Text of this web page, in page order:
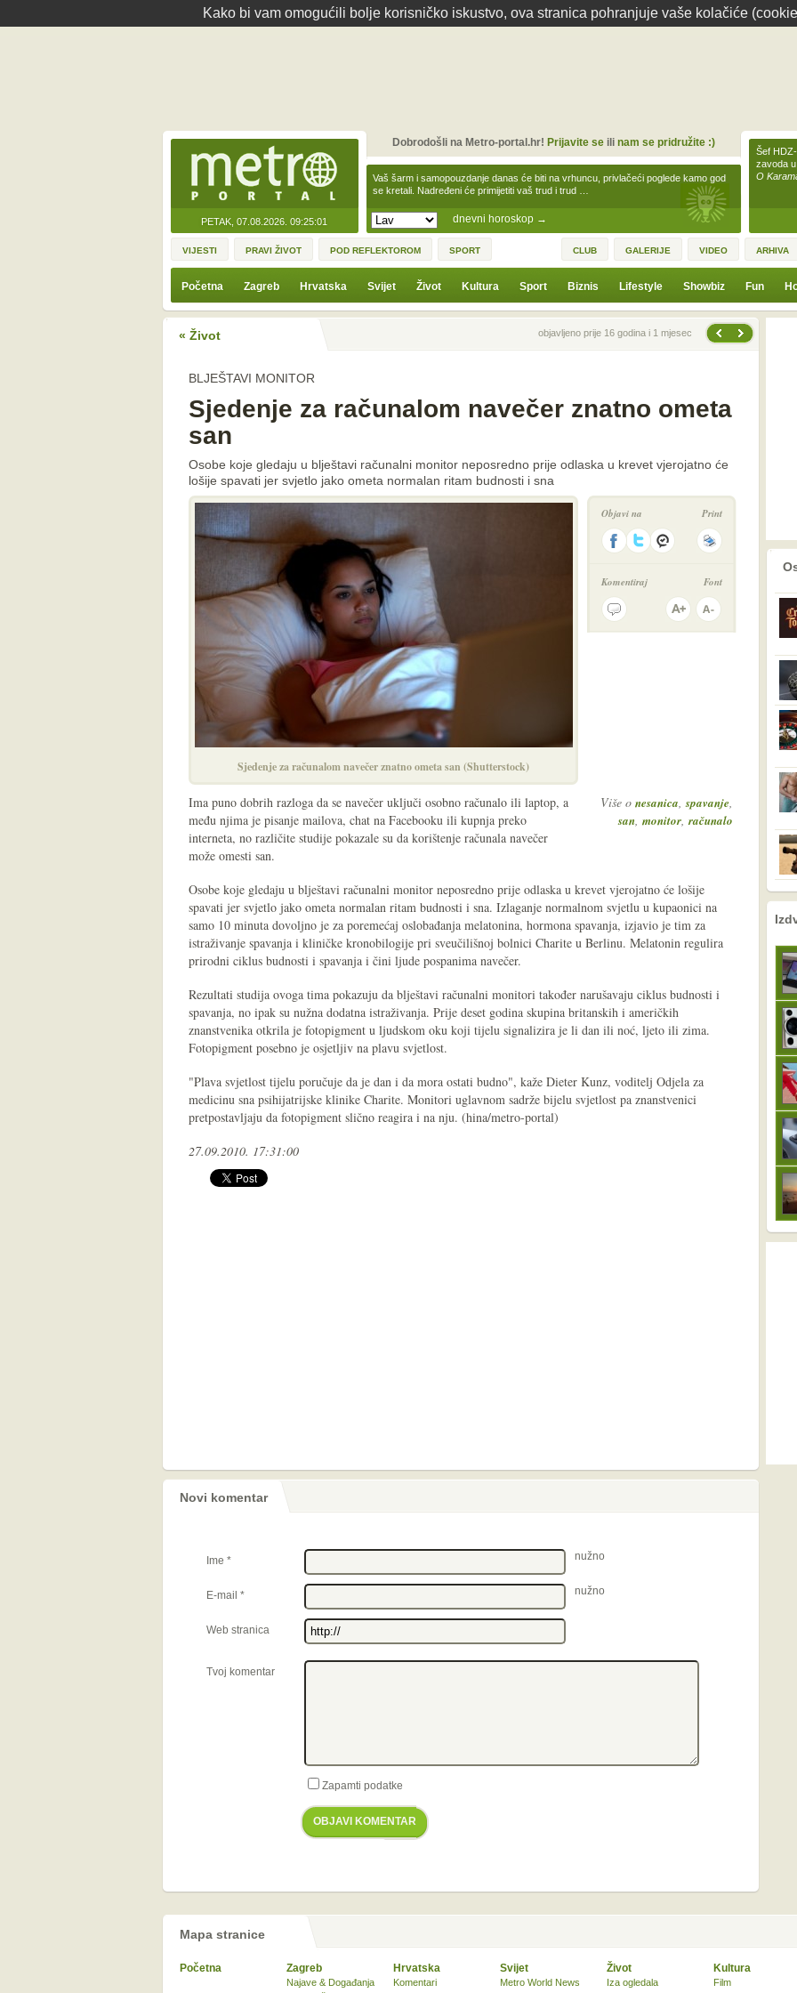
Kako bi vam omogućili bolje korisničko iskustvo, ova stranica pohranjuje vaše kolačiće
PETAK, 07.08.2026. 09:25:01 dnevni horoskop →
Vaš šarm i samopouzdanje danas će biti na vrhuncu, privlačeći poglede kamo god
se kretali. Nadređeni će primijetiti vaš trud i trud …
Dobrodošli na Metro-portal.hr! Prijavite seili nam se pridružite :)
Šef
zavoda
O
VIJESTI PRAVI ŽIVOT POD REFLEKTOROM SPORT CLUB GALERIJE VIDEO ARHIVA
Početna Zagreb Hrvatska Svijet Život Kultura Sport Biznis Lifestyle Showbiz Fun
« Život Prethodna vijestobjavljeno prije 16 godina i 1 mjesec
BLJEŠTAVI MONITOR
Sjedenje za računalom navečer znatno ometa
san
Osobe koje gledaju u blještavi računalni monitor neposredno prije odlaska u krevet vjerojatno će
lošije spavati jer svjetlo jako ometa normalan ritam budnosti i sna
Sjedenje za računalom navečer znatno ometa san (Shutterstock)
Objavi na Print
Komentiraj Font
Više o nesanica,spavanje,
san, monitor,računalo
Ima puno dobrih razloga da se navečer uključi osobno računalo ili laptop, a
među njima je pisanje mailova, chat na Facebooku ili kupnja preko
interneta, no različite studije pokazale su da korištenje računala navečer
može omesti san.
Osobe koje gledaju u blještavi računalni monitor neposredno prije odlaska u krevet vjerojatno će lošije
spavati jer svjetlo jako ometa normalan ritam budnosti i sna. Izlaganje normalnom svjetlu u kupaonici na
samo 10 minuta dovoljno je za poremećaj oslobađanja melatonina, hormona spavanja, izjavio je tim za
istraživanje spavanja i kliničke kronobilogije pri sveučilišnoj bolnici Charite u Berlinu. Melatonin regulira
prirodni ciklus budnosti i spavanja i čini ljude pospanima navečer.
Rezultati studija ovoga tima pokazuju da blještavi računalni monitori također narušavaju ciklus budnosti i
spavanja, no ipak su nužna dodatna istraživanja. Prije deset godina skupina britanskih i američkih
znanstvenika otkrila je fotopigment u ljudskom oku koji tijelu signalizira je li dan ili noć, ljeto ili zima.
Fotopigment posebno je osjetljiv na plavu svjetlost.
"Plava svjetlost tijelu poručuje da je dan i da mora ostati budno", kaže Dieter Kunz, voditelj Odjela za
medicinu sna psihijatrijske klinike Charite. Monitori uglavnom sadrže bijelu svjetlost pa znanstvenici
pretpostavljaju da fotopigment slično reagira i na nju. (hina/metro-portal)
27.09.2010. 17:31:00
Novi komentar
Ime * nužno
E-mail * nužno
Web stranica
Tvoj komentar
Zapamti podatke
OBJAVI KOMENTAR
nema prethodne
sljedeće
Mapa stranice
Početna Zagreb
Najave & Događanja
Hrvatska
Komentari
Svijet
Metro World News
Život
Iza ogledala
Kultura
Film